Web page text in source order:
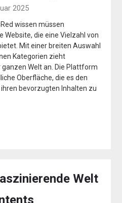
2025
wissen müssen
Website, die eine Vielzahl von
Mit einer breiten Auswahl
Kategorien zieht
Welt an. Die Plattform
Oberfläche, die es den
bevorzugten Inhalten zu
Welt